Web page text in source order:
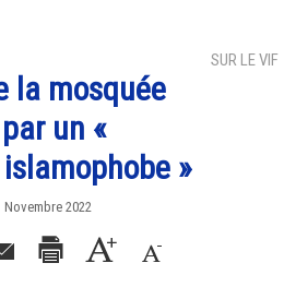
SUR LE VIF
la mosquée
un «
»
2022